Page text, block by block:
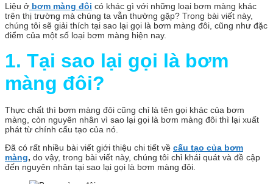
Liệu ở bơm màng đôi có khác gì với những loại bơm màng khác
trên thị trường mà chúng ta vẫn thường gặp? Trong bài viết này,
chúng tôi sẽ giải thích tại sao lại gọi là bơm màng đôi, cũng như đặc
điểm của một số loại bơm màng hiện nay.
1. Tại sao lại gọi là bơm
màng đôi?
Thực chất thì bơm màng đôi cũng chỉ là tên gọi khác của bơm
màng, còn nguyên nhân vì sao lại gọi là bơm màng đôi thì lại xuất
phát từ chính cấu tạo của nó.
Đã có rất nhiều bài viết giới thiệu chi tiết về cấu tạo của bơm
màng, do vậy, trong bài viết này, chúng tôi chỉ khái quát và đề cập
đến nguyên nhân tại sao lại gọi là bơm màng đôi.